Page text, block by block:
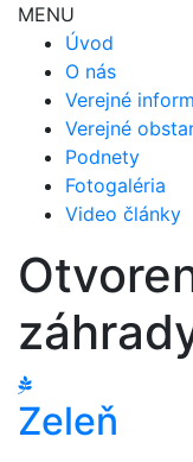
MENU
Úvod
O nás
Verejné
Verejné
Podnety
Fotogaléria
Video články
Zeleň